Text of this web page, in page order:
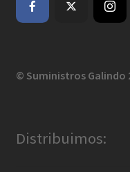
© Suministros Galindo
Distribuimos: